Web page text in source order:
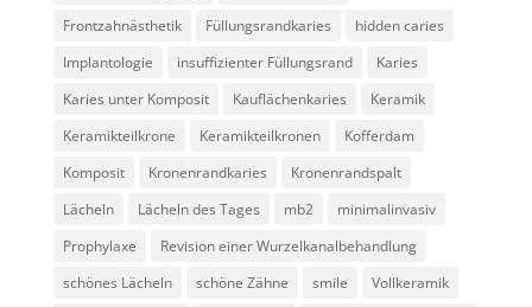
Frontzahnästhetik
Füllungsrandkaries
hidden caries
Implantologie
insuffizienter Füllungsrand
Karies
Karies unter Komposit
Kauflächenkaries
Keramik
Keramikteilkrone
Keramikteilkronen
Kofferdam
Komposit
Kronenrandkaries
Kronenrandspalt
Lächeln
Lächeln des Tages mb2
minimalinvasiv
Prophylaxe
Revision einer Wurzelkanalbehandlung
schönes Lächeln
schöne Zähne smile
Vollkeramik